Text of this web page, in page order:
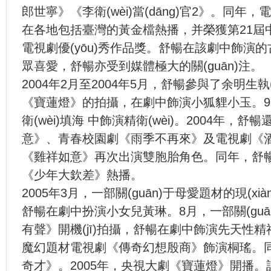
郎世寧》《李衛(wèi)當(dāng)官2》。同年
在各地包括臺灣的黃金檔熱播，并榮獲第21
電視劇優(yōu)秀作品獎。舒暢在該劇中飾演
眾喜愛，舒暢亦受到媒體極大的關(guān)注。
2004年2月至2004年5月，舒暢參與了余明生
《寶蓮燈》的拍攝，在劇中飾演小狐貍小玉。9
衛(wèi)填海 中飾演精衛(wèi)。2004年，舒
意》、青春校園劇《雨季不再來》及電視劇《酒
《雞祥如意》再次出演雙胞胎角色。同年，
《少年大欽差》熱播。
2005年3月，一部關(guān)于母愛題材的現
舒暢在劇中扮演小女兒黃琳。8月，一部關
有聲》開機(jī)拍攝，舒暢在劇中飾演先天性精神
魔幻題材電視劇《傳奇幻想殷商》飾演桐瑤
奇才》。2005年，央視大劇《寶蓮燈》開播